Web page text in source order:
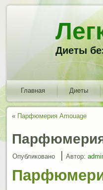
Диеты
Главная Диеты
« Парфюмерия Amouage
Опубликовано | Автор: